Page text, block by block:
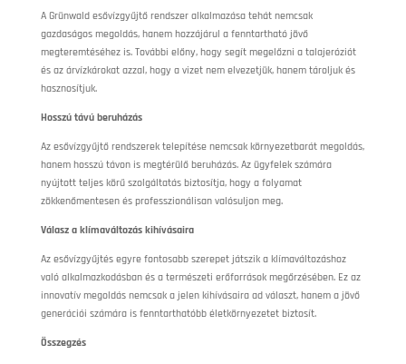
A Grünwald esővízgyűjtő rendszer alkalmazása tehát nemcsak
gazdaságos megoldás, hanem hozzájárul a fenntartható jövő
megteremtéséhez is. További előny, hogy segít megelőzni a talajeróziót
és az árvízkárokat azzal, hogy a vizet nem elvezetjük, hanem tároljuk és
hasznosítjuk.
Hosszú távú beruházás
Az esővízgyűjtő rendszerek telepítése nemcsak környezetbarát megoldás,
hanem hosszú távon is megtérülő beruházás. Az ügyfelek számára
nyújtott teljes körű szolgáltatás biztosítja, hogy a folyamat
zökkenőmentesen és professzionálisan valósuljon meg.
Válasz a klímaváltozás kihívásaira
Az esővízgyűjtés egyre fontosabb szerepet játszik a klímaváltozáshoz
való alkalmazkodásban és a természeti erőforrások megőrzésében. Ez az
innovatív megoldás nemcsak a jelen kihívásaira ad választ, hanem a jövő
generációi számára is fenntarthatóbb életkörnyezetet biztosít.
Összegzés